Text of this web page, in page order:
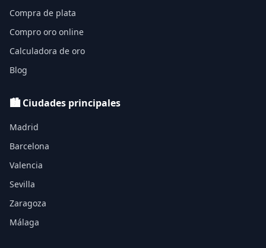
Compra de plata
Compro oro online
Calculadora de oro
Blog
🏙️ Ciudades principales
Madrid
Barcelona
Valencia
Sevilla
Zaragoza
Málaga